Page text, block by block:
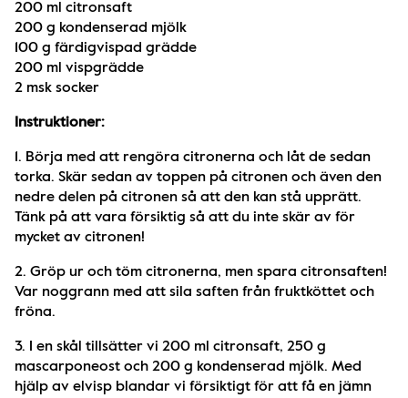
200 ml citronsaft
200 g kondenserad mjölk
100 g färdigvispad grädde
200 ml vispgrädde
2 msk socker
Instruktioner:
1. Börja med att rengöra citronerna och låt de sedan
torka. Skär sedan av toppen på citronen och även den
nedre delen på citronen så att den kan stå upprätt.
Tänk på att vara försiktig så att du inte skär av för
mycket av citronen!
2. Gröp ur och töm citronerna, men spara citronsaften!
Var noggrann med att sila saften från fruktköttet och
fröna.
3. I en skål tillsätter vi 200 ml citronsaft, 250 g
mascarponeost och 200 g kondenserad mjölk. Med
hjälp av elvisp blandar vi försiktigt för att få en jämn